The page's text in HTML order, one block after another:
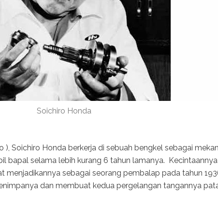
Soichiro Honda
), Soichiro Honda berkerja di sebuah bengkel sebagai
bapal selama lebih kurang 6 tahun lamanya. Kecintaannya
menjadikannya sebagai seorang pembalap pada tahun
dan membuat kedua pergelangan tangannya